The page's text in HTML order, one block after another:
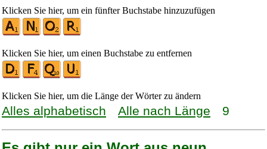
Klicken Sie hier, um ein fünfter Buchstabe hinzuzufügen
Klicken Sie hier, um einen Buchstabe zu entfernen
Klicken Sie hier, um die Länge der Wörter zu ändern
Alles alphabetisch Alle nach Länge 9